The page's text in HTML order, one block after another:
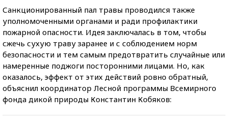
Санкционированный пал травы проводился также
уполномоченными органами и ради профилактики
пожарной опасности. Идея заключалась в том, чтобы
сжечь сухую траву заранее и с соблюдением норм
безопасности и тем самым предотвратить случайные или
намеренные поджоги посторонними лицами. Но, как
оказалось, эффект от этих действий ровно обратный,
объяснил координатор Лесной программы Всемирного
фонда дикой природы Константин Кобяков: